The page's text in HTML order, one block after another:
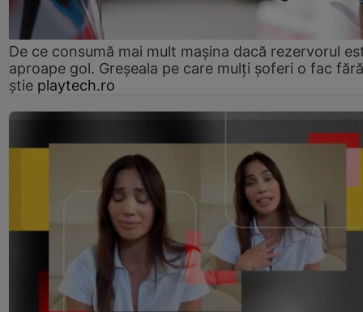
De ce consumă mai mult mașina dacă rezervorul
aproape gol. Greșeala pe care mulți șoferi o fac
știe playtech.ro